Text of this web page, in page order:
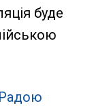
буде
Радою